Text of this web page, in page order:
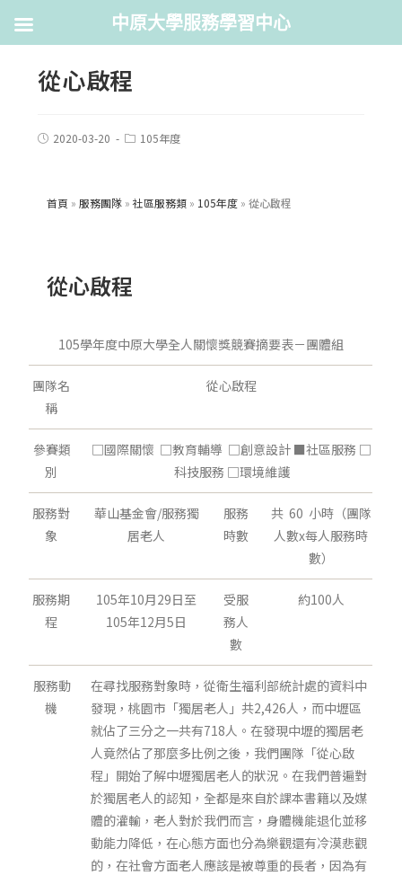
從心啟程
2020-03-20 105年度
首頁 »服務團隊 »社區服務類 » 105年度 »從心啟程
從心啟程
105學年度中原大學全人關懷獎競賽摘要表－團體組
團隊名
稱
從心啟程
參賽類
別
□國際關懷 □教育輔導 □創意設計 ■社區服務 □
科技服務 □環境維護
服務對
象
華山基金會/服務獨
居老人
服務
時數
共 60 小時（團隊
人數x每人服務時
數）
服務期
程
105年10月29日至
105年12月5日
受服
務人
數
約100人
服務動
機
在尋找服務對象時，從衛生福利部統計處的資料中
發現，桃園市「獨居老人」共2,426人，而中壢區
就佔了三分之一共有718人。在發現中壢的獨居老
人竟然佔了那麼多比例之後，我們團隊「從心啟
程」開始了解中壢獨居老人的狀況。在我們普遍對
於獨居老人的認知，全都是來自於課本書籍以及媒
體的灌輸，老人對於我們而言，身體機能退化並移
動能力降低，在心態方面也分為樂觀還有冷漠悲觀
的，在社會方面老人應該是被尊重的長者，因為有
中原大學服務學習中心